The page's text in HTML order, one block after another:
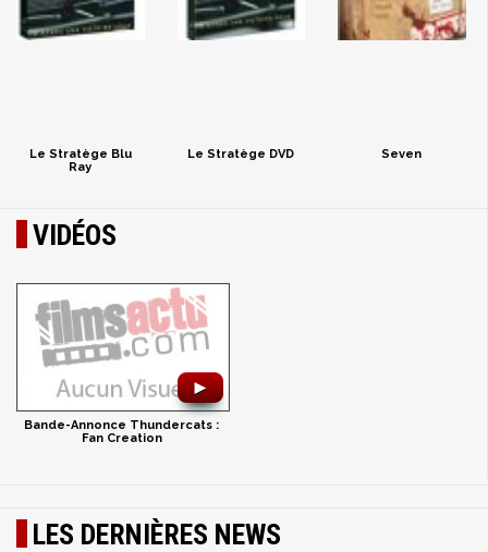
Le Stratège Blu
Ray
Le Stratège DVD Seven
VIDÉOS
►
Bande-Annonce Thundercats :
Fan Creation
LES DERNIÈRES NEWS